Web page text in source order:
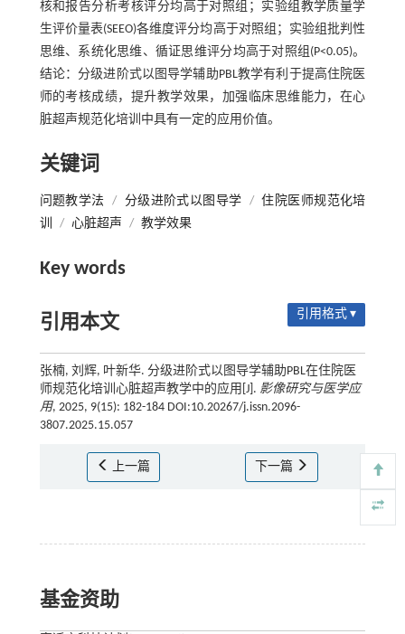
核和报告分析考核评分均高于对照组；实验组教学质量学
生评价量表(SEEO)各维度评分均高于对照组；实验组批判性
思维、系统化思维、循证思维评分均高于对照组(P<0.05)。
结论：分级进阶式以图导学辅助PBL教学有利于提高住院医
师的考核成绩，提升教学效果，加强临床思维能力，在心
脏超声规范化培训中具有一定的应用价值。
关键词
问题教学法 / 分级进阶式以图导学 / 住院医师规范化培
训
/ 心脏超声 / 教学效果
Key words
引用本文 引用格式 ▾
张楠, 刘辉, 叶新华. 分级进阶式以图导学辅助PBL在住院医
师规范化培训心脏超声教学中的应用[J]. 影像研究与医学应
用, 2025, 9(15): 182-184 DOI:10.20267/j.issn.2096-
3807.2025.15.057
上一篇 下一篇
基金资助